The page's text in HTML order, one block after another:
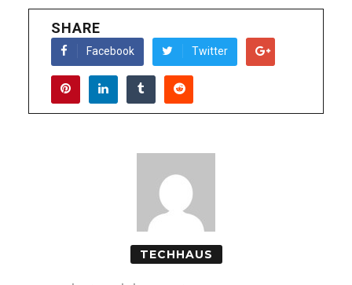
SHARE
Facebook Twitter
TECHHAUS